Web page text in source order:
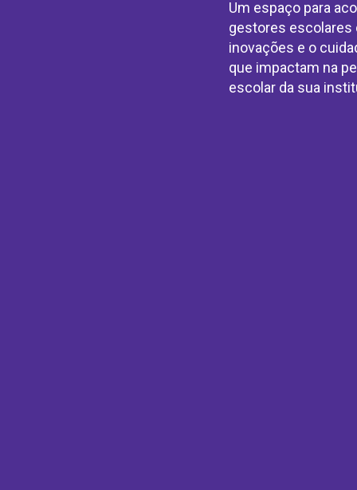
Um espaço para
gestores escolares
inovações e o
que impactam na
escolar da sua